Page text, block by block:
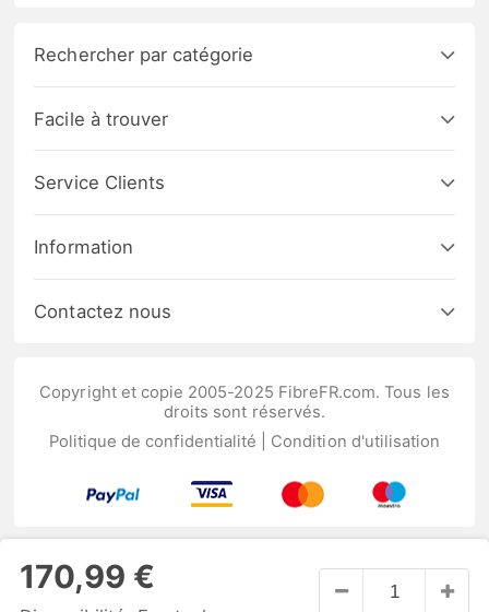
170,99 €
Rechercher par catégorie
Facile à trouver
Service Clients
Information
Contactez nous
Copyright et copie 2005-2025 FibreFR.com. Tous les
droits sont réservés.
Politique de confidentialité
Condition d'utilisation